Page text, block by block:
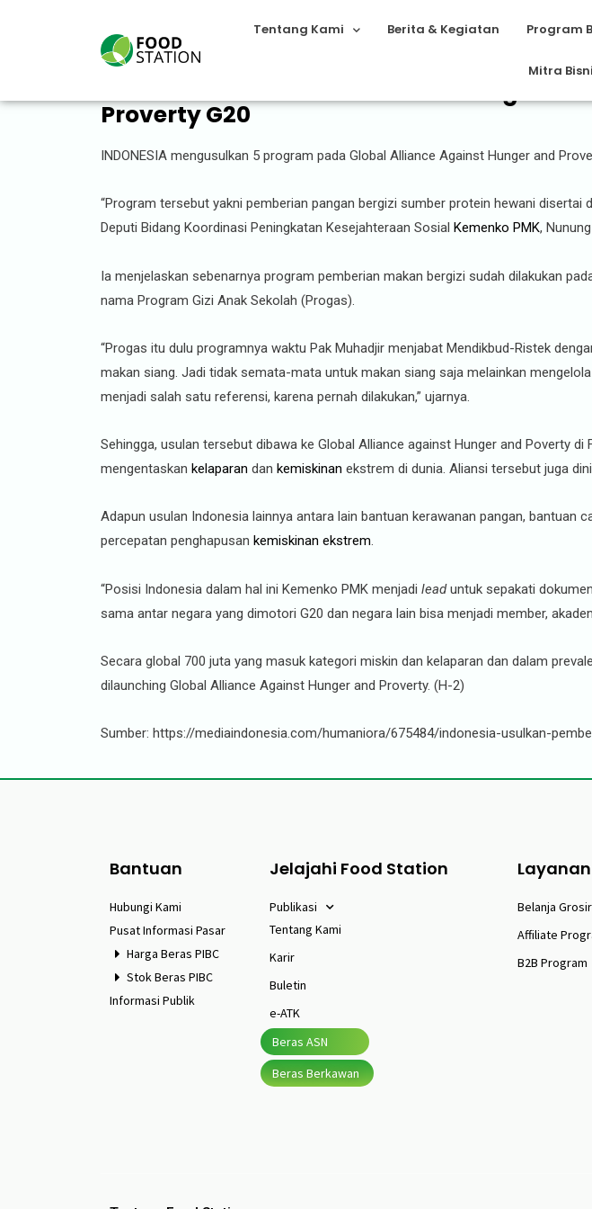
Tentang Kami Berita & Kegiatan Program
Mitra
Indonesia Usulkan Pemberian Pangan
Proverty G20
INDONESIA mengusulkan 5 program pada Global Alliance Against Hunger and
“Program tersebut yakni pemberian pangan bergizi sumber protein hewani disertai
Deputi Bidang Koordinasi Peningkatan Kesejahteraan Sosial Kemenko PMK,
Ia menjelaskan sebenarnya program pemberian makan bergizi sudah dilakukan
nama Program Gizi Anak Sekolah (Progas).
“Progas itu dulu programnya waktu Pak Muhadjir menjabat Mendikbud-Ristek
makan siang. Jadi tidak semata-mata untuk makan siang saja melainkan
menjadi salah satu referensi, karena pernah dilakukan,” ujarnya.
Sehingga, usulan tersebut dibawa ke Global Alliance against Hunger and Poverty
mengentaskan kelaparan dan kemiskinan ekstrem di dunia. Aliansi tersebut juga
Adapun usulan Indonesia lainnya antara lain bantuan kerawanan pangan,
percepatan penghapusan kemiskinan ekstrem.
“Posisi Indonesia dalam hal ini Kemenko PMK menjadi leaduntuk sepakati
sama antar negara yang dimotori G20 dan negara lain bisa menjadi member,
Secara global 700 juta yang masuk kategori miskin dan kelaparan dan dalam
dilaunching Global Alliance Against Hunger and Proverty. (H-2)
Sumber: https://mediaindonesia.com/humaniora/675484/indonesia-usulkan-
Bantuan
Hubungi Kami
Pusat Informasi Pasar
Harga Beras PIBC
Stok Beras PIBC
Informasi Publik
Jelajahi Food Station
Publikasi
Tentang Kami
Karir
Buletin
e-ATK
Beras ASN
Beras Berkawan
Belanja Grosir
Affiliate
B2B Program